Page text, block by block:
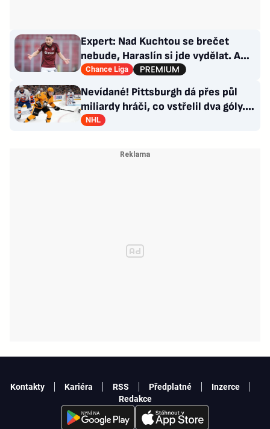
Expert: Nad Kuchtou se brečet
nebude, Haraslín si jde vydělat. A
ambice na titul? Až za rok
Chance Liga
Nevídané! Pittsburgh dá přes půl
miliardy hráči, co vstřelil dva góly.
GM se hájí
NHL
Kontakty Kariéra RSS Předplatné
Inzerce
Redakce